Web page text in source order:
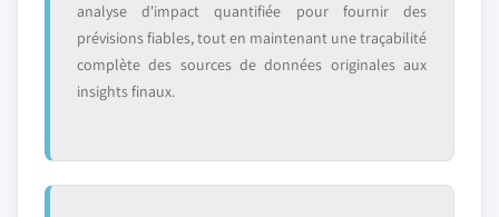
analyse d'impact quantifiée pour fournir des
prévisions fiables, tout en maintenant une traçabilité
complète des sources de données originales aux
insights finaux.